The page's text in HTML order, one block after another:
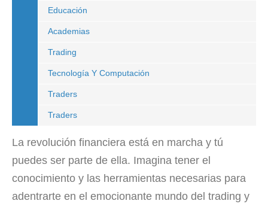
Educación
Academias
Trading
Tecnología Y Computación
Traders
Traders
La revolución financiera está en marcha y tú
puedes ser parte de ella. Imagina tener el
conocimiento y las herramientas necesarias para
adentrarte en el emocionante mundo del trading y